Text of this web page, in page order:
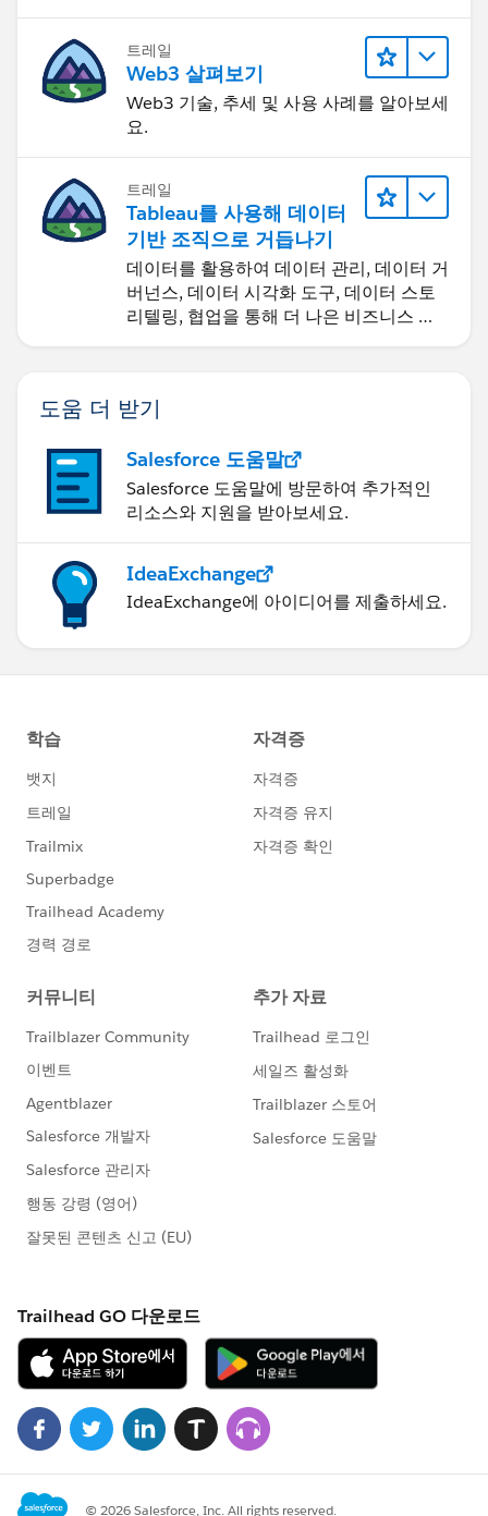
트레일
Web3 살펴보기
Web3 기술, 추세 및 사용 사례를 알아보세
요.
트레일
Tableau를 사용해 데이터
기반 조직으로 거듭나기
데이터를 활용하여 데이터 관리, 데이터 거
버넌스, 데이터 시각화 도구, 데이터 스토
리텔링, 협업을 통해 더 나은 비즈니스 성
도움 더 받기
Salesforce 도움말
Salesforce 도움말에 방문하여 추가적인
리소스와 지원을 받아보세요.
IdeaExchange
IdeaExchange에 아이디어를 제출하세요.